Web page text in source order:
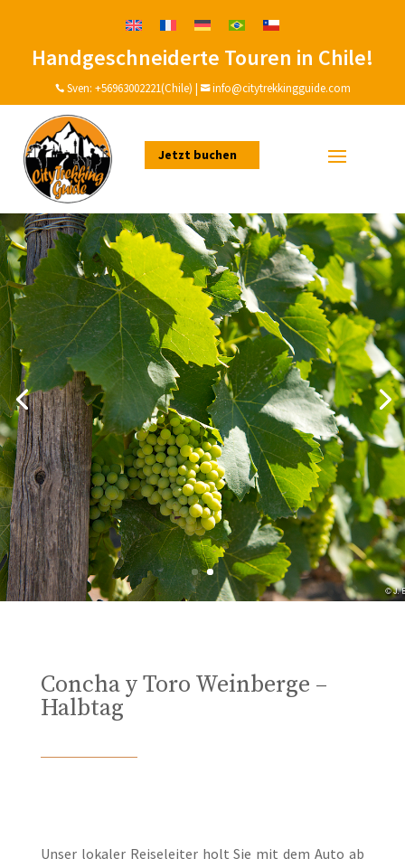
Handgeschneiderte Touren in Chile!
Sven: +56963002221(Chile) |  info@citytrekkingguide.com
Jetzt buchen
Concha y Toro Weinberge –
Halbtag
Unser lokaler Reiseleiter holt Sie mit dem Auto ab